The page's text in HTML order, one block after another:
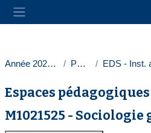
Passer au contenu principal
Panneau latéral
Année 2025-2026 Paris 1
Espaces
M1021525 - Sociologie